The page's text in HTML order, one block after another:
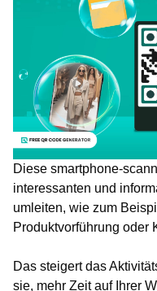
Diese smartphone-
interessanten und
umleiten, wie zum
Produktvorführung oder
Das steigert das
sie, mehr Zeit auf Ihrer